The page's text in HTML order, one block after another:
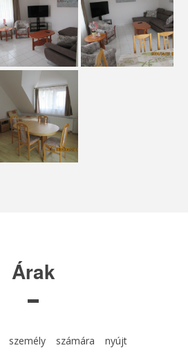
Árak
számára nyújt